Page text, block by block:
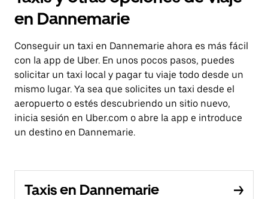
en Dannemarie
Conseguir un taxi en Dannemarie ahora es más fácil
con la app de Uber. En unos pocos pasos, puedes
solicitar un taxi local y pagar tu viaje todo desde un
mismo lugar. Ya sea que solicites un taxi desde el
aeropuerto o estés descubriendo un sitio nuevo,
inicia sesión en Uber.com o abre la app e introduce
un destino en Dannemarie.
Taxis en Dannemarie